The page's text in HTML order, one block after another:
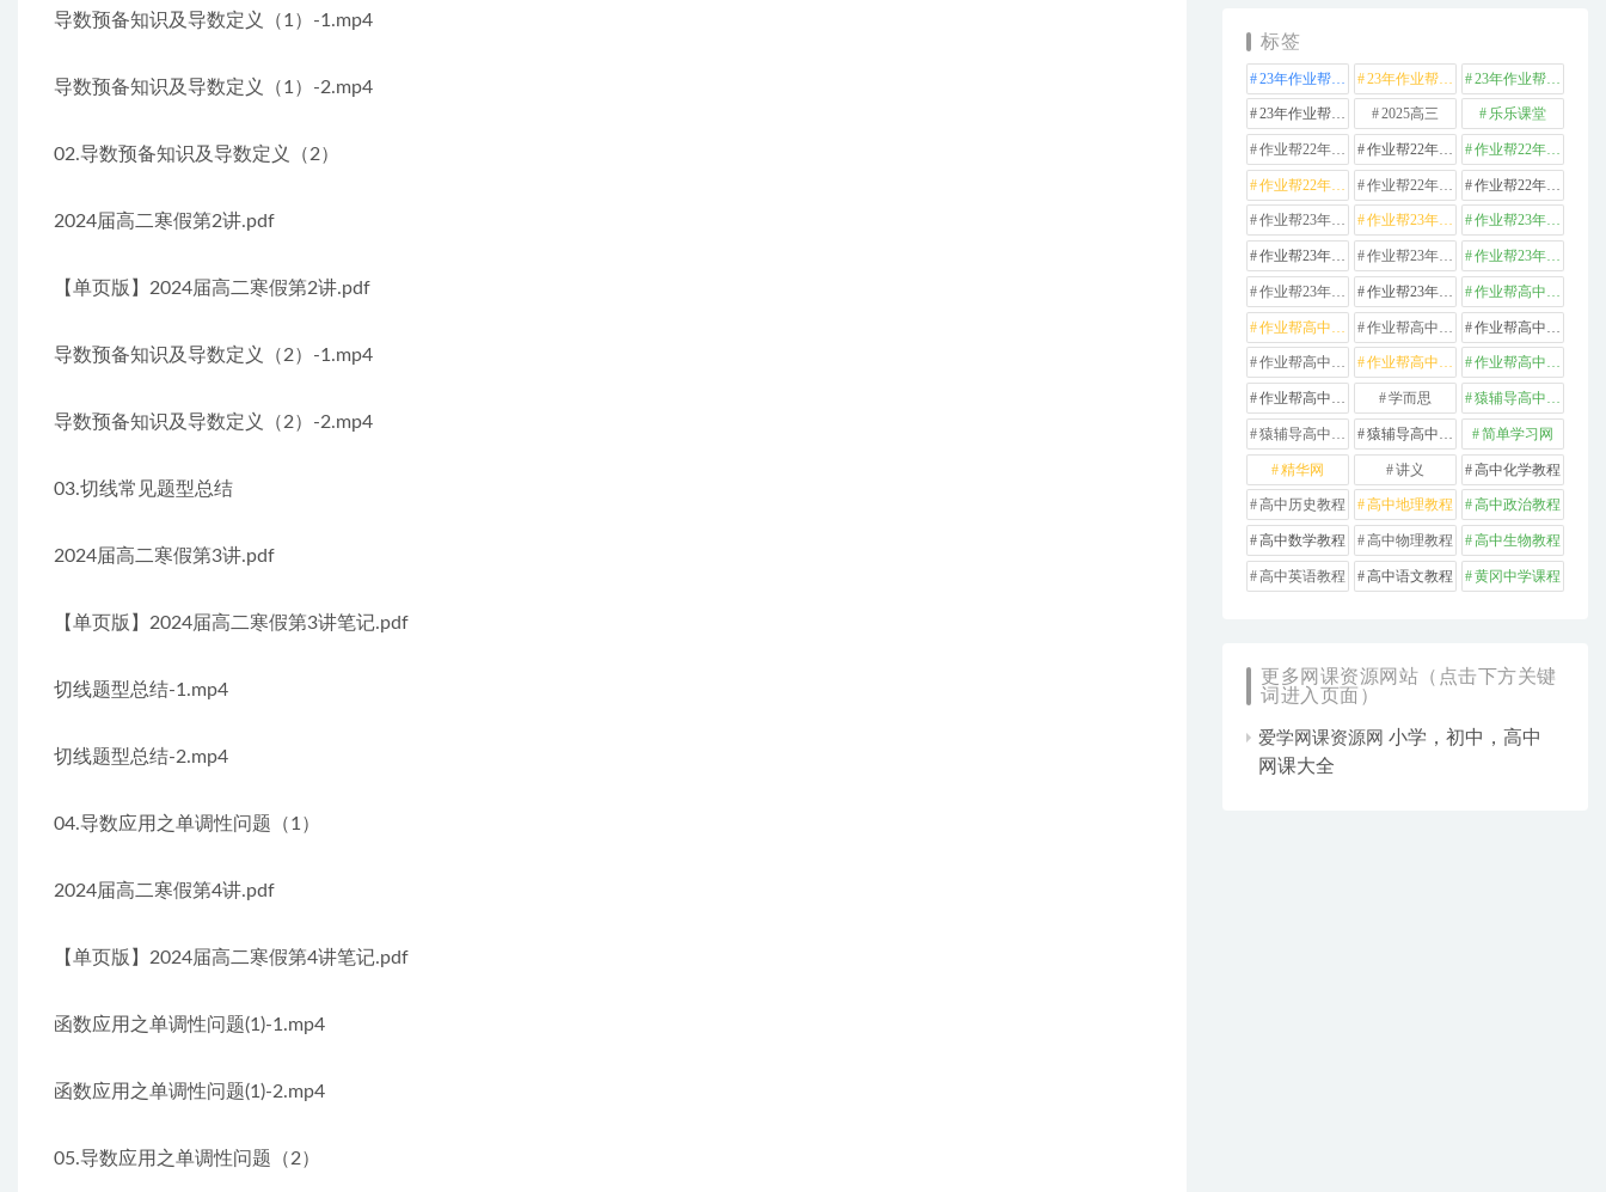
导数预备知识及导数定义（1）-1.mp4
导数预备知识及导数定义（1）-2.mp4
02.导数预备知识及导数定义（2）
2024届高二寒假第2讲.pdf
【单页版】2024届高二寒假第2讲.pdf
导数预备知识及导数定义（2）-1.mp4
导数预备知识及导数定义（2）-2.mp4
03.切线常见题型总结
2024届高二寒假第3讲.pdf
【单页版】2024届高二寒假第3讲笔记.pdf
切线题型总结-1.mp4
切线题型总结-2.mp4
04.导数应用之单调性问题（1）
2024届高二寒假第4讲.pdf
【单页版】2024届高二寒假第4讲笔记.pdf
函数应用之单调性问题(1)-1.mp4
函数应用之单调性问题(1)-2.mp4
05.导数应用之单调性问题（2）
标签
23年作业帮高中化学 23年作业帮高中数学 23年作业帮高中物理
23年作业帮高中英语 2025高三 乐乐课堂
作业帮22年高中化学 作业帮22年高中数学 作业帮22年高中物理
作业帮22年高中生物 作业帮22年高中英语 作业帮22年高中语文
作业帮23年高中化学 作业帮23年高中历史 作业帮23年高中地理
作业帮23年高中数学 作业帮23年高中物理 作业帮23年高中生物
作业帮23年高中英语 作业帮23年高中语文 作业帮高中化学
作业帮高中地理 作业帮高中政治 作业帮高中数学
作业帮高中物理 作业帮高中生物 作业帮高中英语
作业帮高中语文 学而思 猿辅导高中数学
猿辅导高中物理 猿辅导高中英语 简单学习网
精华网 讲义 高中化学教程
高中历史教程 高中地理教程 高中政治教程
高中数学教程 高中物理教程 高中生物教程
高中英语教程 高中语文教程 黄冈中学课程
更多网课资源网站（点击下方关键
词进入页面）
爱学网课资源网 小学，初中，高中
网课大全